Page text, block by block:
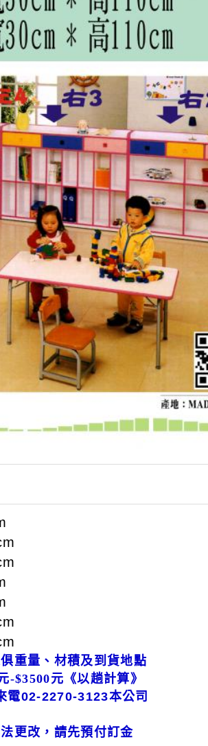
俱重量、材積及到貨地點
元《以趟計算》
電02-2270-3123本公司
更改，請先預付訂金